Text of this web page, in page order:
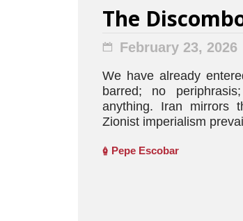
The
February 23, 2026
We have already
barred; no
anything. Iran mirrors
Zionist imperialism
Pepe Escobar